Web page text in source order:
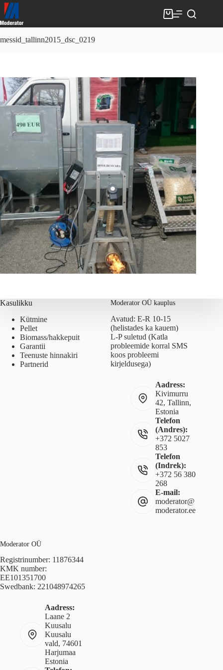
Skip
to
content
Shopping
cart
messid_tallinn2015_dsc_0219
Kasulikku
Kütmine
Pellet
Biomass/hakkepuit
Garantii
Teenuste hinnakiri
Partnerid
Moderator OÜ kauplus
Avatud: E-R 10-15
(helistades ka kauem)
L-P suletud (Katla
probleemide korral SMS
koos probleemi
kirjeldusega)
Aadress:
Kivimurru
42, Tallinn,
Estonia
Telefon
(Andres):
+372 5027
853
Telefon
(Indrek):
+372 56 380
268
E-mail:
moderator@
moderator.ee
Moderator OÜ
Registrinumber: 11876344
KMK number:
EE101351700
Swedbank: 221048974265
Aadress:
Laane 2
Kuusalu
Kuusalu
vald, 74601
Harjumaa
Estonia